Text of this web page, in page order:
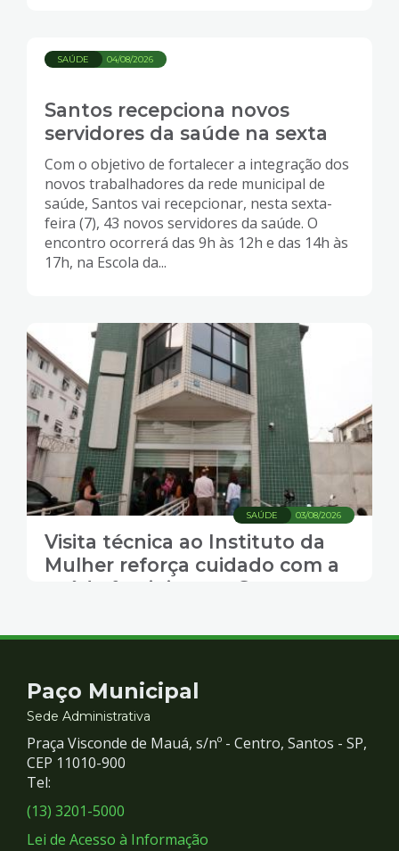
04/08/2026
SAÚDE
Santos recepciona novos
servidores da saúde na sexta
Com o objetivo de fortalecer a integração dos
novos trabalhadores da rede municipal de
saúde, Santos vai recepcionar, nesta sexta-
feira (7), 43 novos servidores da saúde. O
encontro ocorrerá das 9h às 12h e das 14h às
17h, na Escola da...
03/08/2026
SAÚDE
Visita técnica ao Instituto da
Mulher reforça cuidado com a
saúde feminina em Santos
Contato
e
Redes
Sociais
Paço Municipal
Sede Administrativa
Praça Visconde de Mauá, s/nº - Centro, Santos - SP,
CEP 11010-900
Tel:
(13) 3201-5000
Lei de Acesso à Informação